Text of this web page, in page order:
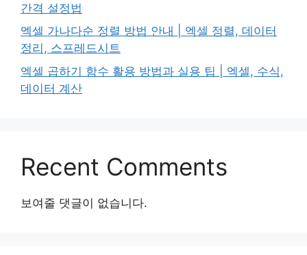
간격 설정법
엑셀 가나다순 정렬 방법 안내 | 엑셀 정렬, 데이터
정리, 스프레드시트
엑셀 곱하기 함수 활용 방법과 실용 팁 | 엑셀, 수식,
데이터 계산
Recent Comments
보여줄 댓글이 없습니다.